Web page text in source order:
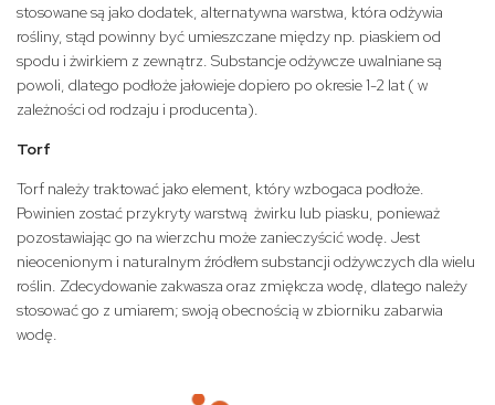
stosowane są jako dodatek, alternatywna warstwa, która odżywia
rośliny, stąd powinny być umieszczane między np. piaskiem od
spodu i żwirkiem z zewnątrz. Substancje odżywcze uwalniane są
powoli, dlatego podłoże jałowieje dopiero po okresie 1-2 lat ( w
zależności od rodzaju i producenta).
Torf
Torf należy traktować jako element, który wzbogaca podłoże.
Powinien zostać przykryty warstwą żwirku lub piasku, ponieważ
pozostawiając go na wierzchu może zanieczyścić wodę. Jest
nieocenionym i naturalnym źródłem substancji odżywczych dla wielu
roślin. Zdecydowanie zakwasza oraz zmiękcza wodę, dlatego należy
stosować go z umiarem; swoją obecnością w zbiorniku zabarwia
wodę.